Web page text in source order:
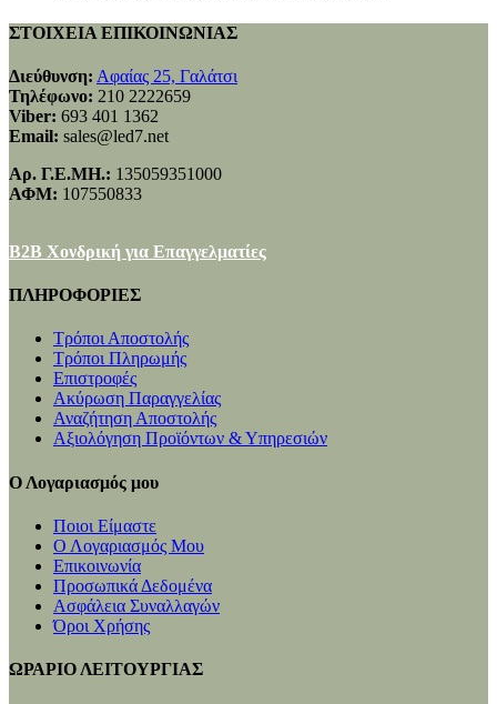
ΣΤΟΙΧΕΙΑ ΕΠΙΚΟΙΝΩΝΙΑΣ
Διεύθυνση: Αφαίας 25, Γαλάτσι
Τηλέφωνο: 210 2222659
Viber: 693 401 1362
Email: sales@led7.net
Αρ. Γ.Ε.ΜΗ.: 135059351000
ΑΦΜ: 107550833
B2B Χονδρική για Επαγγελματίες
ΠΛΗΡΟΦΟΡΙΕΣ
Τρόποι Αποστολής
Τρόποι Πληρωμής
Επιστροφές
Ακύρωση Παραγγελίας
Αναζήτηση Αποστολής
Αξιολόγηση Προϊόντων & Υπηρεσιών
Ο Λογαριασμός μου
Ποιοι Είμαστε
Ο Λογαριασμός Μου
Επικοινωνία
Προσωπικά Δεδομένα
Ασφάλεια Συναλλαγών
Όροι Χρήσης
ΩΡΑΡΙΟ ΛΕΙΤΟΥΡΓΙΑΣ